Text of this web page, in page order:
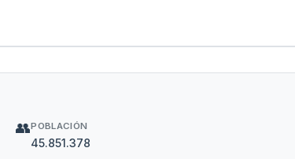
👥POBLACIÓN
45.851.378